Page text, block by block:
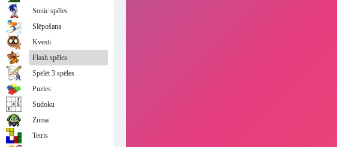
Sonic spēles
Slēpošana
Kvesti
Flash spēles
Spēlēt 3 spēles
Puzles
Sudoku
Zuma
Tetris